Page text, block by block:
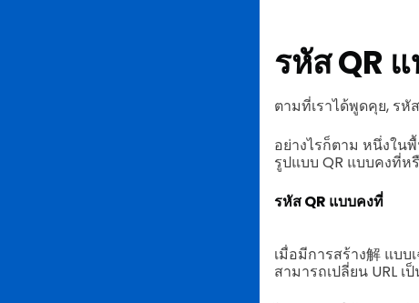
รหัส QR
ตามที่เราได้พูดคุย, ร
อย่างไรก็ตาม หนึ่งใน
รูปแบบ QR แบบคงที่
รหัส QR แบบคงที่
เมื่อมีการสร้าง解 แบ
สามารถเปลี่ยน URL